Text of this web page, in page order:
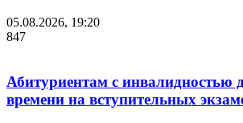
05.08.2026, 19:20
847
Абитуриентам с инвалидностью
времени на вступительных